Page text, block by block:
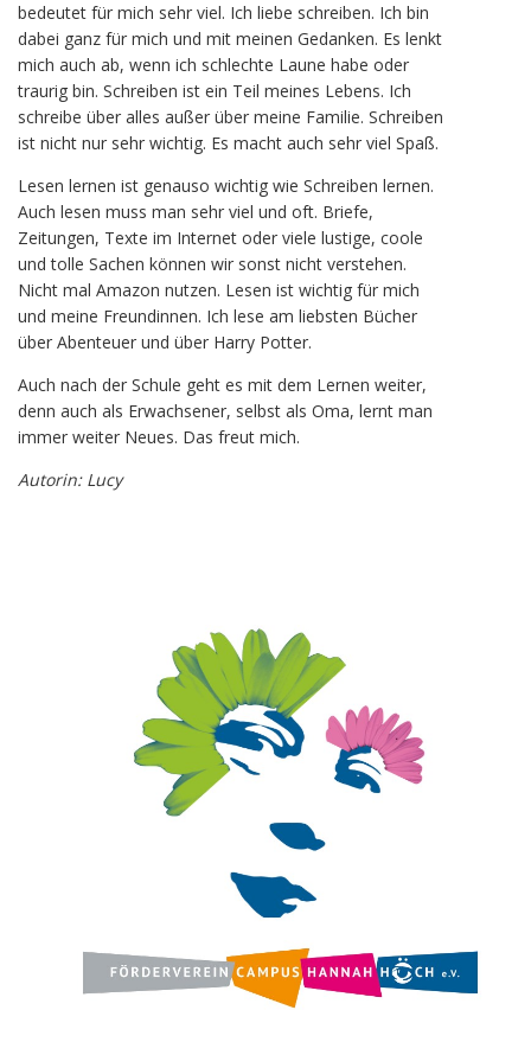
bedeutet für mich sehr viel. Ich liebe schreiben. Ich bin
dabei ganz für mich und mit meinen Gedanken. Es lenkt
mich auch ab, wenn ich schlechte Laune habe oder
traurig bin. Schreiben ist ein Teil meines Lebens. Ich
schreibe über alles außer über meine Familie. Schreiben
ist nicht nur sehr wichtig. Es macht auch sehr viel Spaß.
Lesen lernen ist genauso wichtig wie Schreiben lernen.
Auch lesen muss man sehr viel und oft. Briefe,
Zeitungen, Texte im Internet oder viele lustige, coole
und tolle Sachen können wir sonst nicht verstehen.
Nicht mal Amazon nutzen. Lesen ist wichtig für mich
und meine Freundinnen. Ich lese am liebsten Bücher
über Abenteuer und über Harry Potter.
Auch nach der Schule geht es mit dem Lernen weiter,
denn auch als Erwachsener, selbst als Oma, lernt man
immer weiter Neues. Das freut mich.
Autorin: Lucy